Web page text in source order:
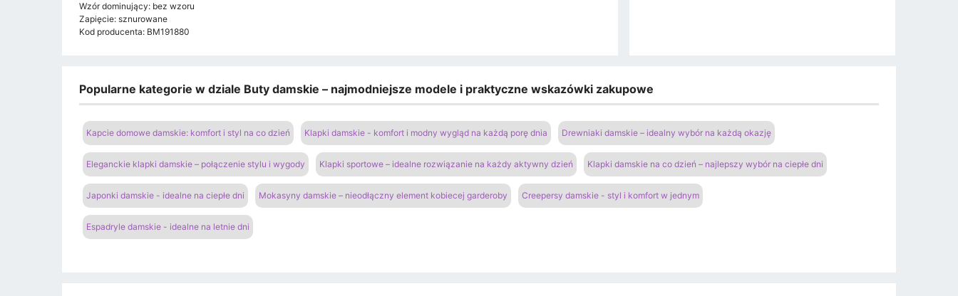
Wzór dominujący: bez wzoru
Zapięcie: sznurowane
Kod producenta: BM191880
Popularne kategorie w dziale Buty damskie – najmodniejsze modele i praktyczne wskazówki zakupowe
Kapcie domowe damskie: komfort i styl na co dzień Klapki damskie - komfort i modny wygląd na każdą porę dnia Drewniaki damskie – idealny wybór na każdą okazję
Eleganckie klapki damskie – połączenie stylu i wygody Klapki sportowe – idealne rozwiązanie na każdy aktywny dzień Klapki damskie na co dzień – najlepszy wybór na ciepłe dni
Japonki damskie - idealne na ciepłe dni Mokasyny damskie – nieodłączny element kobiecej garderoby Creepersy damskie - styl i komfort w jednym
Espadryle damskie - idealne na letnie dni